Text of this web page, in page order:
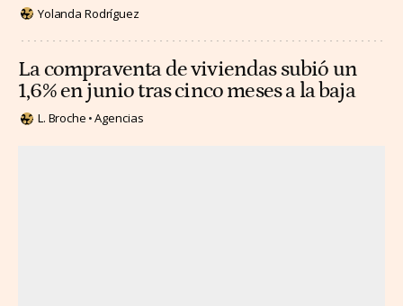
Yolanda Rodríguez
La compraventa de viviendas subió un
1,6% en junio tras cinco meses a la baja
L. Broche Agencias